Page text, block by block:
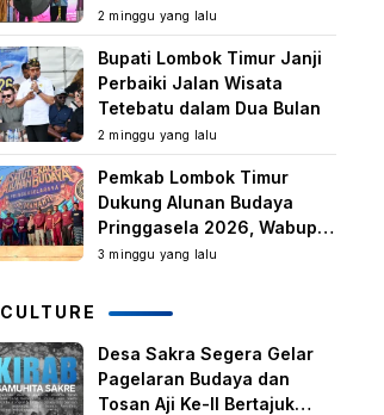
Masyarakat
2 minggu yang lalu
Bupati Lombok Timur Janji
Perbaiki Jalan Wisata
Tetebatu dalam Dua Bulan
2 minggu yang lalu
Pemkab Lombok Timur
Dukung Alunan Budaya
Pringgasela 2026, Wabup:
Kegiatan Berbasis
3 minggu yang lalu
CULTURE
Desa Sakra Segera Gelar
Pagelaran Budaya dan
Tosan Aji Ke-II Bertajuk